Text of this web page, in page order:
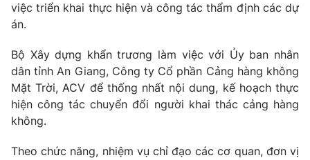
việc triển khai thực hiện và công tác thẩm định các dự
án.
Bộ Xây dựng khẩn trương làm việc với Ủy ban nhân
dân tỉnh An Giang, Công ty Cổ phần Cảng hàng không
Mặt Trời, ACV để thống nhất nội dung, kế hoạch thực
hiện công tác chuyển đổi người khai thác cảng hàng
không.
Theo chức năng, nhiệm vụ chỉ đạo các cơ quan, đơn vị